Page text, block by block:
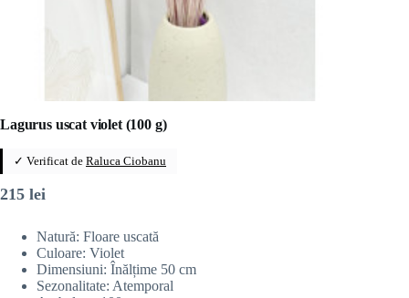
Lagurus uscat violet (100 g)
✓ Verificat de Raluca Ciobanu
215 lei
Natură: Floare uscată
Culoare: Violet
Dimensiuni: Înălțime 50 cm
Sezonalitate: Atemporal